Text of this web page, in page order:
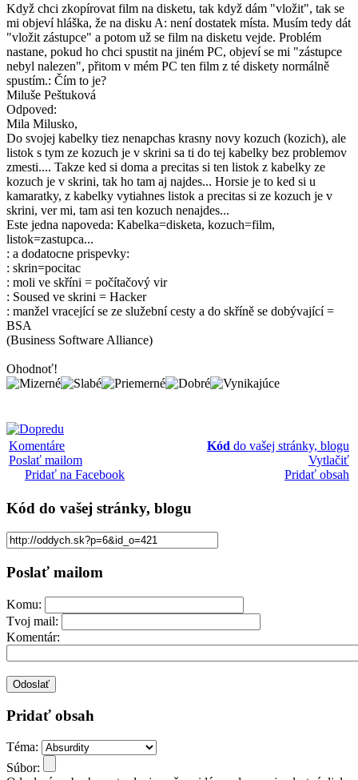
Když chci zkopírovat film na disketu, tak když dám "vložit", tak se
mi objeví hláška, že na disku A: není dostatek místa. Musím tedy dát
"vložit zástupce" a potom už se film na disketu vejde. Problém
nastane, pokud ho chci spustit na jiném PC, objeví se mi "zástupce
nebyl nalezen", přitom v mém PC ten film z té diskety normálně
spustím.: Čím to je?
Miluše Peštuková
Odpoved:
Mila Milusko,
Do svojej kabelky tiez nenapchas krasny novy kozuch (kozich), ale
listok s tym ze kozuch je v skrini sa ti do tej kabelky bez problemov
zmesti.... Takze ked si doma a precitas si ten listok z kabelky ze
kozuch je v skrini, tak ho tam aj najdes... Horsie je to ked si u
kamaratky, z kabelky vytiahnes listok a precitas si ze kozuch je v
skrini, ver mi, tam asi ten kozuch nenajdes...
Este jedna napoveda: Kabelka=disketa, kozuch=film,
listok=zastupca...
: a dodatocne prispevky:
: skrin=pocitac
: moli ve skříni = počítačový vir
: Soused ve skrini = Hacker
: manžel vracející se ze služební cesty a do skříně se dobývající =
BSA
(Business Software Alliance)
Ohodnoť!
Komentáre
Poslať mailom
Pridať na Facebook
Kód do vašej stránky, blogu
Vytlačiť
Pridať obsah
Kód do vašej stránky, blogu
Poslať mailom
Komu:
Tvoj mail:
Komentár:
Pridať obsah
Téma:
Súbor: